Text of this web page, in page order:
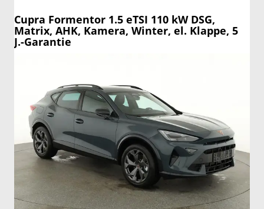
Cupra Formentor 1.5 eTSI 110 kW DSG,
Matrix, AHK, Kamera, Winter, el. Klappe, 5
J.-Garantie